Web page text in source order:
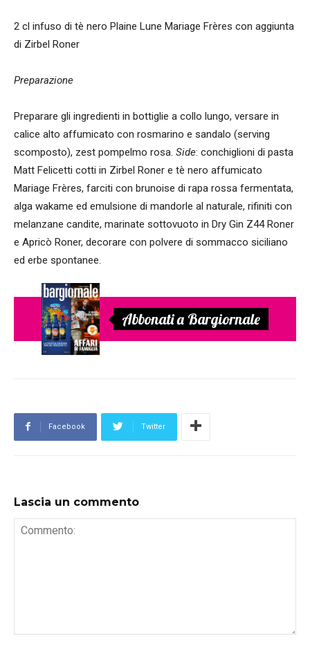
2 cl infuso di tè nero Plaine Lune Mariage Frères con aggiunta
di Zirbel Roner
Preparazione
Preparare gli ingredienti in bottiglie a collo lungo, versare in
calice alto affumicato con rosmarino e sandalo (serving
scomposto), zest pompelmo rosa. Side: conchiglioni di pasta
Matt Felicetti cotti in Zirbel Roner e tè nero affumicato
Mariage Frères, farciti con brunoise di rapa rossa fermentata,
alga wakame ed emulsione di mandorle al naturale, rifiniti con
melanzane candite, marinate sottovuoto in Dry Gin Z44 Roner
e Apricò Roner, decorare con polvere di sommacco siciliano
ed erbe spontanee.
Abbonati a Bargiornale
Facebook Twitter
Lascia un commento